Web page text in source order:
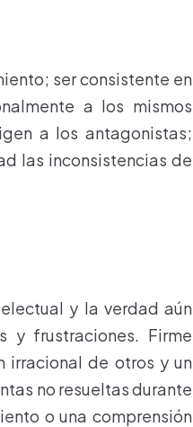
ser consistente en
a los mismos
a los antagonistas;
las inconsistencias de
y la verdad aún
y frustraciones. Firme
irracional de otros y un
no resueltas durante
o una comprensión